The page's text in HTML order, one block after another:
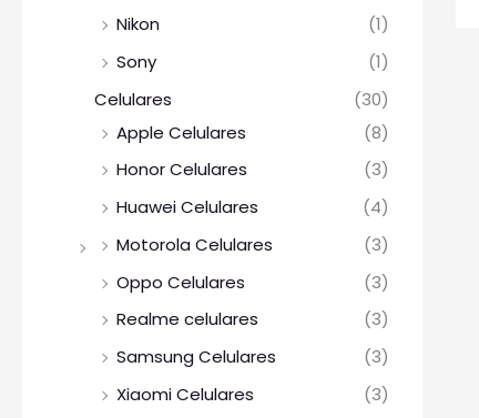
Nikon
(1)
Sony
(1)
Celulares
(30)
Apple Celulares
(8)
Honor Celulares
(3)
Huawei Celulares
(4)
Motorola Celulares
(3)
Oppo Celulares
(3)
Realme celulares
(3)
Samsung Celulares
(3)
Xiaomi Celulares
(3)